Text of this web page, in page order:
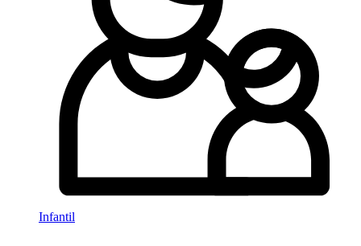
Infantil